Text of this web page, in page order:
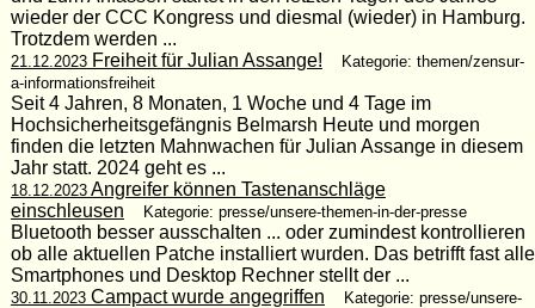
wieder der CCC Kongress und diesmal (wieder) in Hamburg.
Trotzdem werden ...
21.12.2023Freiheit für Julian Assange!
Kategorie: themen/zensur-
a-informationsfreiheit
Seit 4 Jahren, 8 Monaten, 1 Woche und 4 Tage im
Hochsicherheitsgefängnis Belmarsh Heute und morgen
finden die letzten Mahnwachen für Julian Assange in diesem
Jahr statt. 2024 geht es ...
18.12.2023Angreifer können Tastenanschläge
einschleusen
Kategorie: presse/unsere-themen-in-der-presse
Bluetooth besser ausschalten ... oder zumindest kontrollieren
ob alle aktuellen Patche installiert wurden. Das betrifft fast alle
Smartphones und Desktop Rechner stellt der ...
30.11.2023Campact wurde angegriffen
Kategorie: presse/unsere-